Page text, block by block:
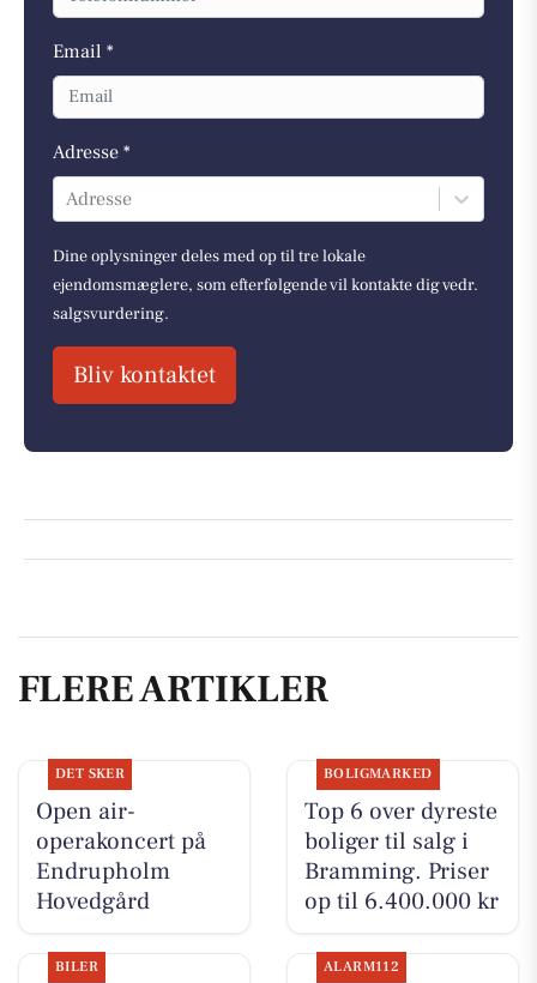
Email *
Adresse *
Adresse
Dine oplysninger deles med op til tre lokale
ejendomsmæglere, som efterfølgende vil kontakte dig vedr.
salgsvurdering.
Bliv kontaktet
FLERE ARTIKLER
DET SKER
Open air-
operakoncert på
Endrupholm
Hovedgård
BOLIGMARKED
Top 6 over dyreste
boliger til salg i
Bramming. Priser
op til 6.400.000 kr
BILER ALARM112